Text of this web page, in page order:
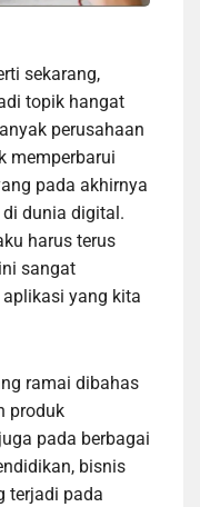
sekarang,
topik hangat
perusahaan
memperbarui
pada akhirnya
dunia digital.
harus terus
sangat
yang kita
ramai dibahas
produk
pada berbagai
bisnis
terjadi pada